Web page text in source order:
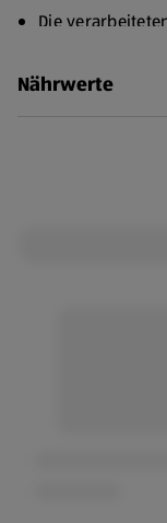
Die
menschlichen
Nährwerte